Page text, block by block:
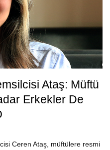
Ataş: Müftü
Erkekler De
Ceren Ataş, müftülere resmi